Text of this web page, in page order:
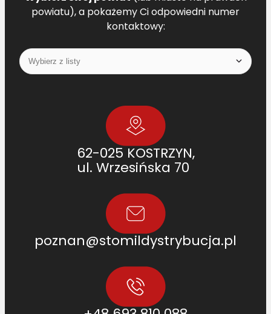
powiatu), a pokażemy Ci odpowiedni numer
kontaktowy:
62-025 KOSTRZYN,
ul. Wrzesińska 70
poznan@stomildystrybucja.pl